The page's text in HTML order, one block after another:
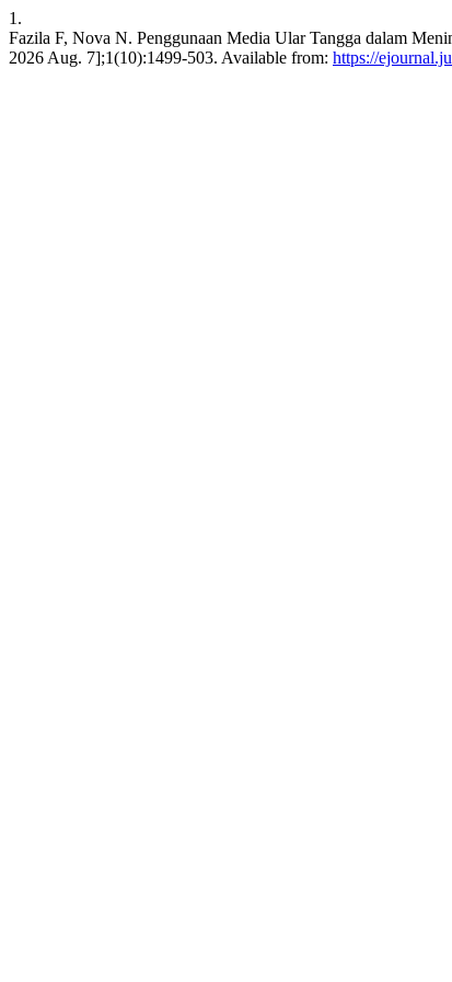
1.
Fazila F, Nova N. Penggunaan Media Ular Tangga dalam
2026 Aug. 7];1(10):1499-503. Available from: https://